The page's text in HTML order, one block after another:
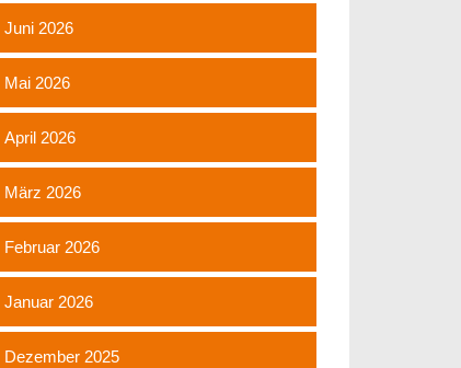
Juni 2026
Mai 2026
April 2026
März 2026
Februar 2026
Januar 2026
Dezember 2025